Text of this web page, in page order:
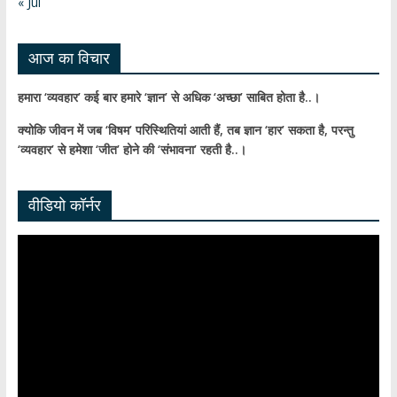
आज का विचार
हमारा ‘व्यवहार’ कई बार हमारे ‘ज्ञान’ से अधिक ‘अच्छा’ साबित होता है..।
क्योकि जीवन में जब ‘विषम’ परिस्थितियां आती हैं,तब ज्ञान ‘हार’ सकता है,परन्तु
‘व्यवहार’ से हमेशा ‘जीत’ होने की ‘संभावना’ रहती है..।
वीडियो कॉर्नर